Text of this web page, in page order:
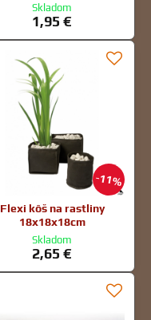
Skladom
1,95 €
11%
Flexi kôš na rastliny
18x18x18cm
Skladom
2,65 €